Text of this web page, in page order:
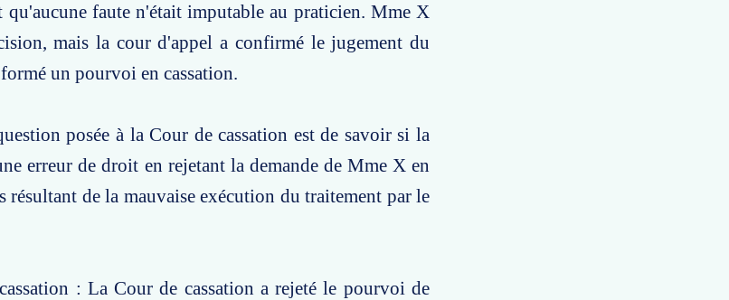
qu'aucune faute n'était imputable au praticien. Mme X
mais la cour d'appel a confirmé le jugement du
un pourvoi en cassation.
posée à la Cour de cassation est de savoir si la
erreur de droit en rejetant la demande de Mme X en
résultant de la mauvaise exécution du traitement par le
: La Cour de cassation a rejeté le pourvoi de